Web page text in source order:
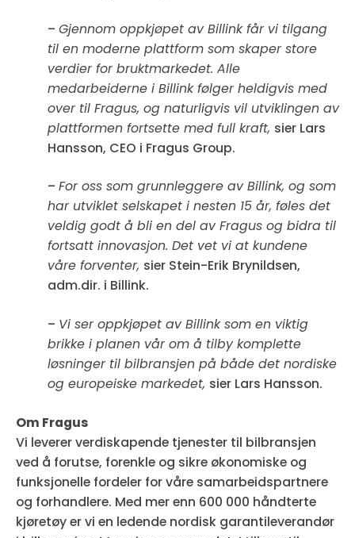
– Gjennom oppkjøpet av Billink får vi tilgang
til en moderne plattform som skaper store
verdier for bruktmarkedet. Alle
medarbeiderne i Billink følger heldigvis med
over til Fragus, og naturligvis vil utviklingen av
plattformen fortsette med full kraft, sier Lars
Hansson, CEO i Fragus Group.
– For oss som grunnleggere av Billink, og som
har utviklet selskapet i nesten 15 år, føles det
veldig godt å bli en del av Fragus og bidra til
fortsatt innovasjon. Det vet vi at kundene
våre forventer, sier Stein-Erik Brynildsen,
adm.dir. i Billink.
– Vi ser oppkjøpet av Billink som en viktig
brikke i planen vår om å tilby komplette
løsninger til bilbransjen på både det nordiske
og europeiske markedet, sier Lars Hansson.
Om Fragus
Vi leverer verdiskapende tjenester til bilbransjen
ved å forutse, forenkle og sikre økonomiske og
funksjonelle fordeler for våre samarbeidspartnere
og forhandlere. Med mer enn 600 000 håndterte
kjøretøy er vi en ledende nordisk garantileverandør